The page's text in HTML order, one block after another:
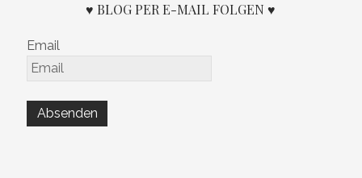
♥ BLOG PER E-MAIL FOLGEN ♥
Email